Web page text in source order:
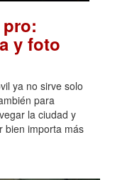
pro:
y foto
ya no sirve solo
para
la ciudad y
bien importa más